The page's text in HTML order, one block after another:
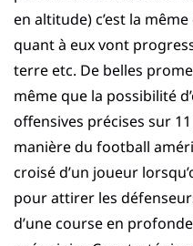
en altitude) c’est la
quant à eux vont
terre etc. De belles
même que la possibilité
offensives précises sur
manière du football
croisé d’un joueur
pour attirer les
d’une course en